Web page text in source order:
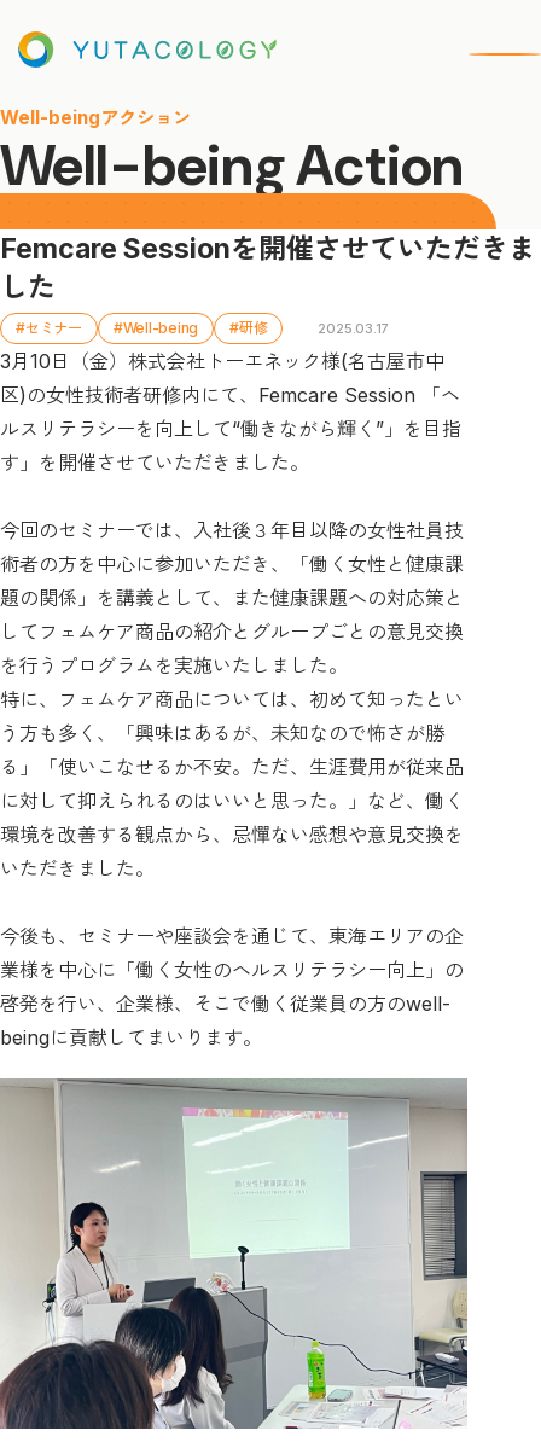
Well-beingアクション
Well-being Action
Femcare Sessionを開催させていただきま
した
#セミナー #Well-being #研修 2025.03.17
3月10日（金）株式会社トーエネック様(名古屋市中
区)の女性技術者研修内にて、Femcare Session 「ヘ
ルスリテラシーを向上して“働きながら輝く”」を目指
す」を開催させていただきました。
今回のセミナーでは、入社後３年目以降の女性社員技
術者の方を中心に参加いただき、「働く女性と健康課
題の関係」を講義として、また健康課題への対応策と
してフェムケア商品の紹介とグループごとの意見交換
を行うプログラムを実施いたしました。
特に、フェムケア商品については、初めて知ったとい
う方も多く、「興味はあるが、未知なので怖さが勝
る」「使いこなせるか不安。ただ、生涯費用が従来品
に対して抑えられるのはいいと思った。」など、働く
環境を改善する観点から、忌憚ない感想や意見交換を
いただきました。
今後も、セミナーや座談会を通じて、東海エリアの企
業様を中心に「働く女性のヘルスリテラシー向上」の
啓発を行い、企業様、そこで働く従業員の方のwell-
beingに貢献してまいります。